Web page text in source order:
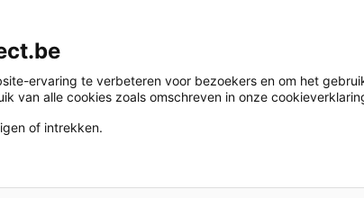
Theme:Illdy.©
ervaring te verbeteren voor bezoekers en om het
van alle cookies zoals omschreven in onze
of intrekken.